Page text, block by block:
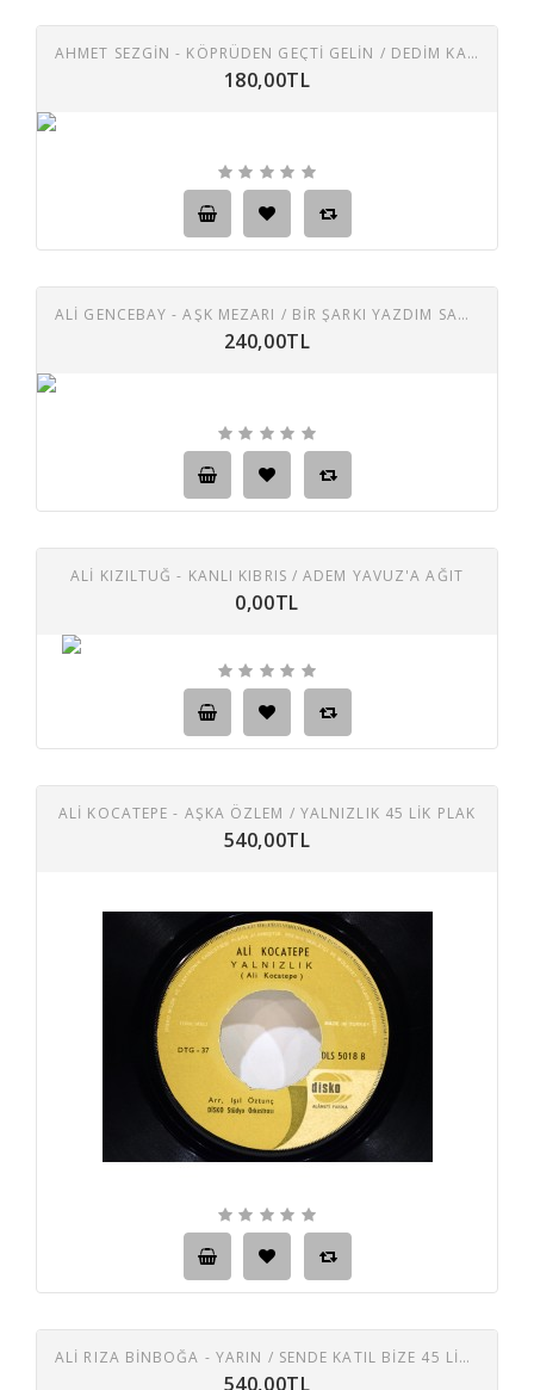
AHMET SEZGİN - KÖPRÜDEN GEÇTI GELIN / DEDIM KAŞIN ZÜLFIKARDIR 45 LIK PLAK
180,00TL
ALİ GENCEBAY - AŞK MEZARI / BIR ŞARKI YAZDIM SANA 45 LIK PLAK
240,00TL
ALİ KIZILTUĞ - KANLI KIBRIS / ADEM YAVUZ'A AĞIT
0,00TL
ALİ KOCATEPE - AŞKA ÖZLEM / YALNIZLIK 45 LIK PLAK
540,00TL
ALİ RIZA BİNBOĞA - YARIN / SENDE KATIL BIZE 45 LIK PLAK
540,00TL